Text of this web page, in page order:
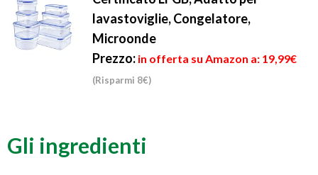
lavastoviglie, Congelatore,
Microonde
Prezzo: in offerta su Amazon a: 19,99€
(Risparmi 8€)
Gli ingredienti